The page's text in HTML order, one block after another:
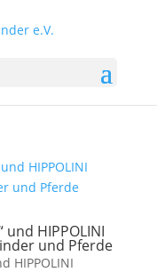
HIPPOLINI
und Pferde
HIPPOLINI